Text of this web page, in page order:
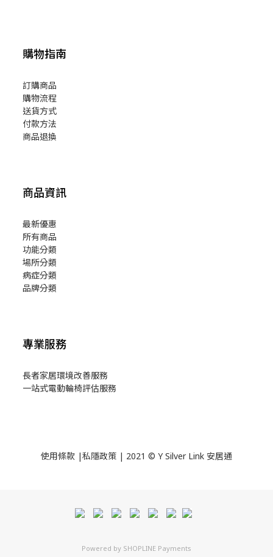
購物指南
訂購商品
購物流程
送貨方式
付款方法
商品退換
商品資訊
最新優惠
所有商品
功能分類
場所分類
病症分類
品牌分類
專業服務
長者家居環境改善服務
一站式電動輪椅評估服務
使用條款 |私隱政策 | 2021 © Y Silver Link 安居通
Powered by SHOPLINE Payments